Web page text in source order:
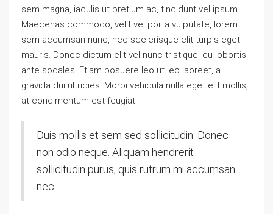
sem magna, iaculis ut pretium ac, tincidunt vel ipsum.
Maecenas commodo, velit vel porta vulputate, lorem
sem accumsan nunc, nec scelerisque elit turpis eget
mauris. Donec dictum elit vel nunc tristique, eu lobortis
ante sodales. Etiam posuere leo ut leo laoreet, a
gravida dui ultricies. Morbi vehicula nulla eget elit mollis,
at condimentum est feugiat.
Duis mollis et sem sed sollicitudin. Donec
non odio neque. Aliquam hendrerit
sollicitudin purus, quis rutrum mi accumsan
nec.